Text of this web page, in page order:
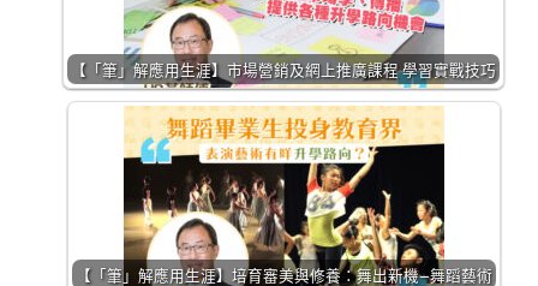
【「筆」解應用生涯】市場營銷及網上推廣課程 學習實戰技巧
【「筆」解應用生涯】培育審美與修養：舞出新機—舞蹈藝術